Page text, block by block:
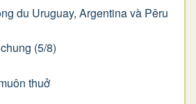
du Uruguay, Argentina và Pêru
(5/8)
thuở